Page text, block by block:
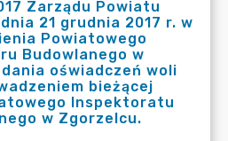
Zarządu Powiatu
21 grudnia 2017 r. w
Powiatowego
Budowlanego w
oświadczeń woli
bieżącej
Inspektoratu
w Zgorzelcu.